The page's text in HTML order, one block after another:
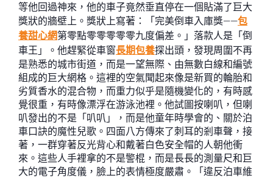
等他回過神來，他的車子竟然垂直停在一個貼滿了巨大
獎狀的牆壁上。獎狀上寫著：「完美倒車入庫獎——包
養甜心網第零點零零零零零九度偏差。」落款人是「倒
車王」。他趕緊從車窗長期包養探出頭，發現周圍不再
是熟悉的城市街道，而是一望無際、由無數白線和編號
組成的巨大網格。這裡的空氣聞起來像是新買的輪胎和
劣質香水的混合物，而重力似乎是隨機變化的，有時感
覺很重，有時像漂浮在游泳池裡。他試圖按喇叭，但喇
叭發出的不是「叭叭」，而是他童年時學會的、關於泊
車口訣的魔性兒歌。四面八方傳來了刺耳的剎車聲，接
著，一群穿著反光背心和戴著白色安全帽的人朝他衝
來。這些人手裡拿的不是警棍，而是長長的測量尺和巨
大的電子角度儀，臉上的表情極度嚴肅。「違反泊車維